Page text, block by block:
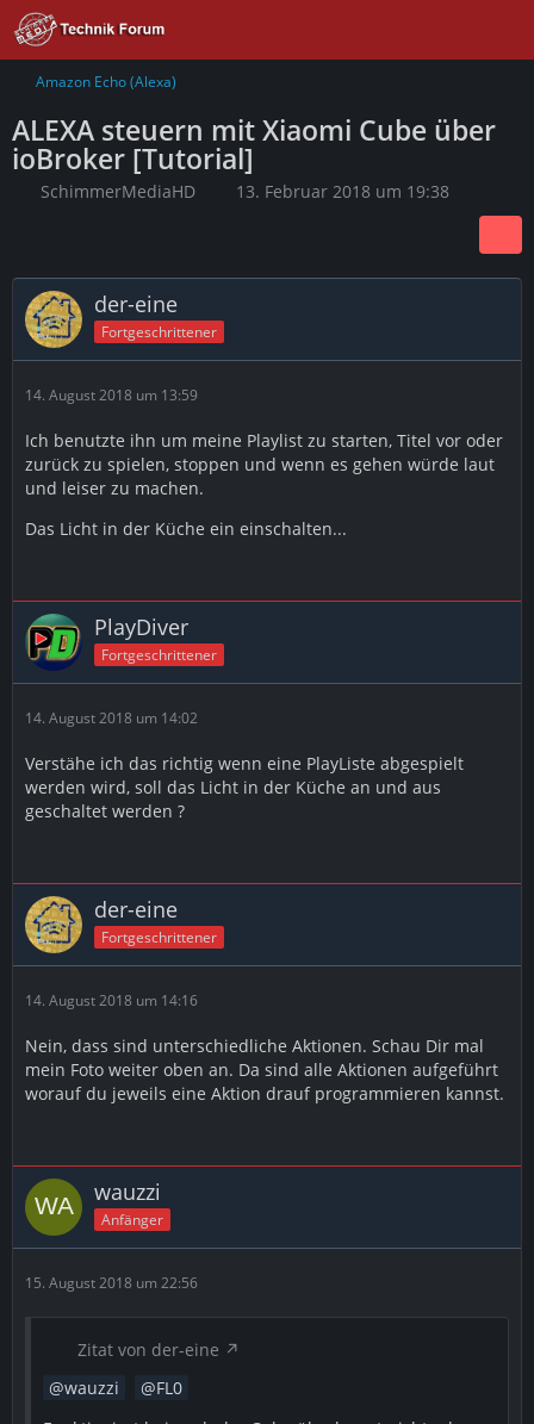
Amazon Echo (Alexa)
ALEXA steuern mit Xiaomi Cube über
ioBroker [Tutorial]
SchimmerMediaHD 13. Februar 2018 um 19:38
der-eine
Fortgeschrittener
14. August 2018 um 13:59
Ich benutzte ihn um meine Playlist zu starten, Titel vor oder
zurück zu spielen, stoppen und wenn es gehen würde laut
und leiser zu machen.
Das Licht in der Küche ein einschalten...
PlayDiver
Fortgeschrittener
14. August 2018 um 14:02
Verstähe ich das richtig wenn eine PlayListe abgespielt
werden wird, soll das Licht in der Küche an und aus
geschaltet werden ?
der-eine
Fortgeschrittener
14. August 2018 um 14:16
Nein, dass sind unterschiedliche Aktionen. Schau Dir mal
mein Foto weiter oben an. Da sind alle Aktionen aufgeführt
worauf du jeweils eine Aktion drauf programmieren kannst.
wauzzi
Anfänger
15. August 2018 um 22:56
Zitat von der-eine
wauzzi
FL0